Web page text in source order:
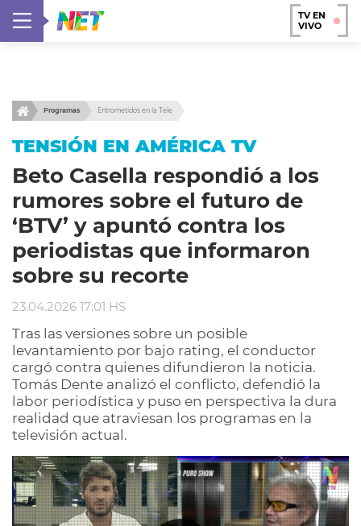
TV EN
VIVO
Programas Entrometidos en la Tele
TENSIÓN EN AMÉRICA TV
Beto Casella respondió a los
rumores sobre el futuro de
‘BTV’ y apuntó contra los
periodistas que informaron
sobre su recorte
23.04.2026 17:01 HS
Tras las versiones sobre un posible
levantamiento por bajo rating, el conductor
cargó contra quienes difundieron la noticia.
Tomás Dente analizó el conflicto, defendió la
labor periodística y puso en perspectiva la dura
realidad que atraviesan los programas en la
televisión actual.